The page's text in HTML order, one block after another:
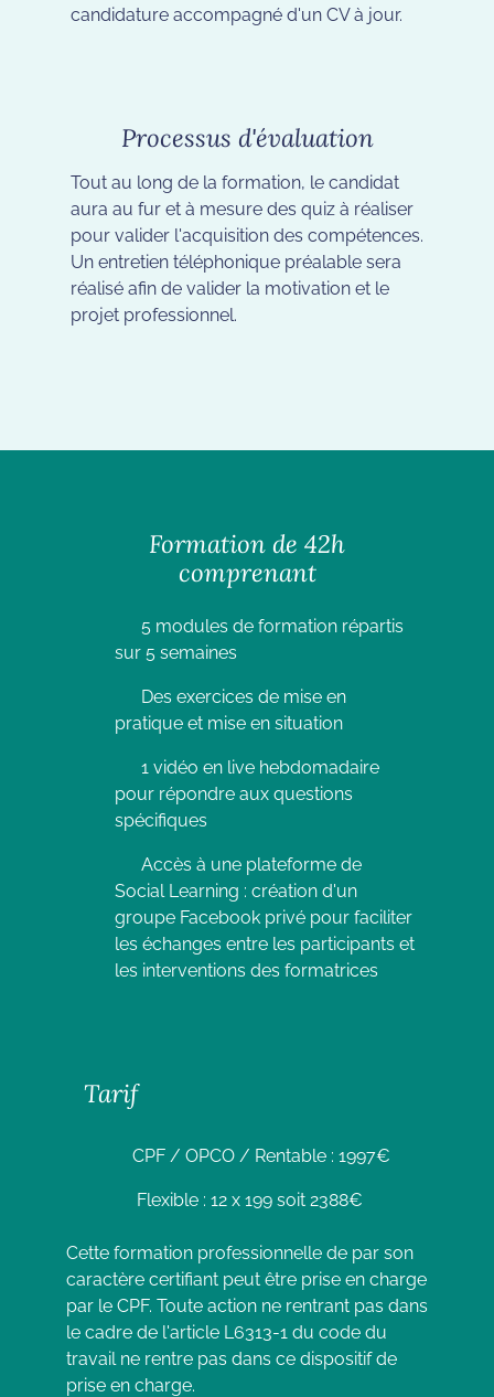
candidature accompagné d'un CV à jour.
Processus d'évaluation
Tout au long de la formation, le candidat
aura au fur et à mesure des quiz à réaliser
pour valider l'acquisition des compétences.
Un entretien téléphonique préalable sera
réalisé afin de valider la motivation et le
projet professionnel.
Formation de 42h
comprenant
5 modules de formation répartis
sur 5 semaines
Des exercices de mise en
pratique et mise en situation
1 vidéo en live hebdomadaire
pour répondre aux questions
spécifiques
Accès à une plateforme de
Social Learning : création d'un
groupe Facebook privé pour faciliter
les échanges entre les participants et
les interventions des formatrices
Tarif
CPF / OPCO / Rentable : 1997€
Flexible : 12 x 199 soit 2388€
Cette formation professionnelle de par son
caractère certifiant peut être prise en charge
par le CPF. Toute action ne rentrant pas dans
le cadre de l'article L6313-1 du code du
travail ne rentre pas dans ce dispositif de
prise en charge.